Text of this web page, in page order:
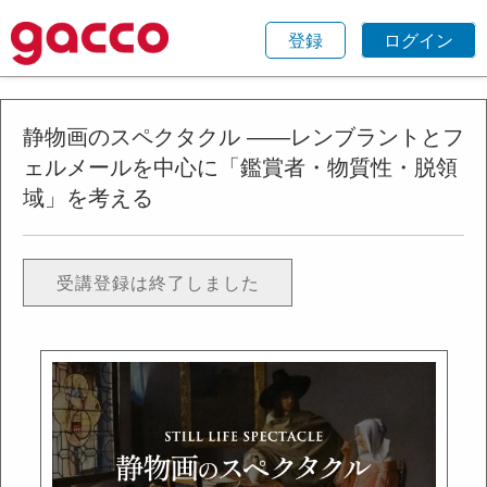
登録 ログイン
静物画のスペクタクル ――レンブラントとフ
ェルメールを中心に「鑑賞者・物質性・脱領
域」を考える
受講登録は終了しました